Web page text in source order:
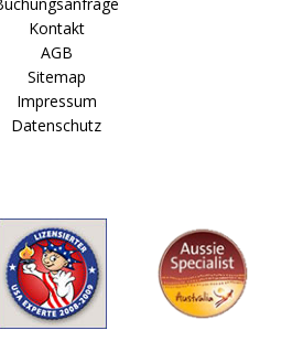
Kontakt
AGB
Sitemap
Impressum
Datenschutz